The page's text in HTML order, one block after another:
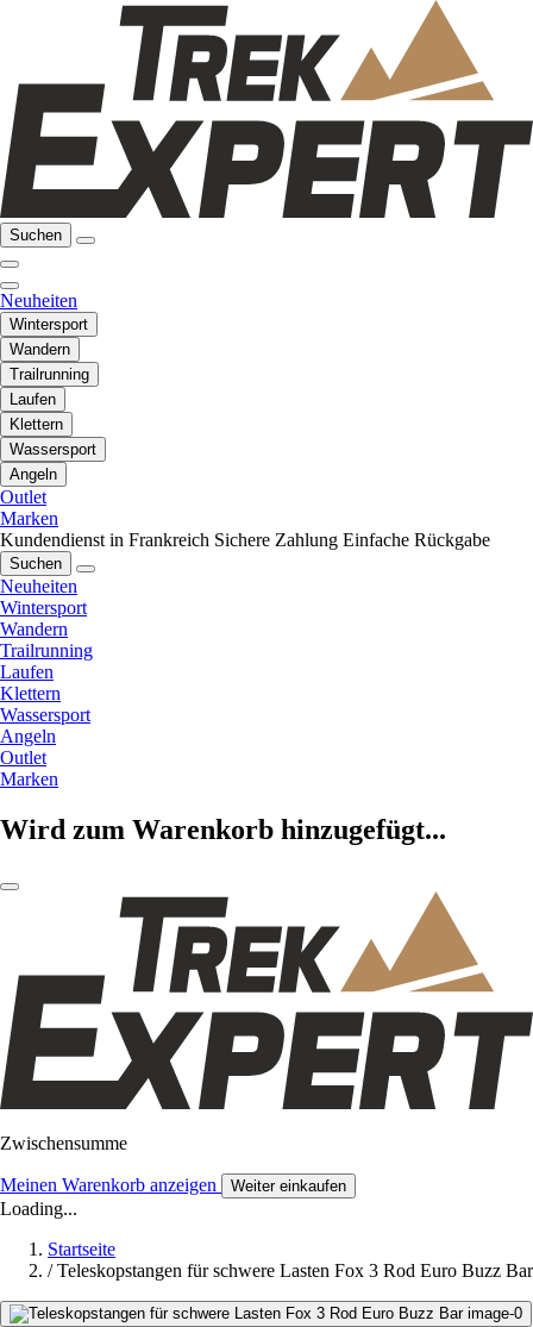
Suchen
Neuheiten
Wintersport
Wandern
Trailrunning
Laufen
Klettern
Wassersport
Angeln
Outlet
Marken
Kundendienst in Frankreich Sichere Zahlung Einfache Rückgabe
Suchen
Neuheiten
Wintersport
Wandern
Trailrunning
Laufen
Klettern
Wassersport
Angeln
Outlet
Marken
Wird zum Warenkorb hinzugefügt...
Zwischensumme
Meinen Warenkorb anzeigen Weiter einkaufen
Loading...
Startseite
/ Teleskopstangen für schwere Lasten Fox 3 Rod Euro Buzz Bar